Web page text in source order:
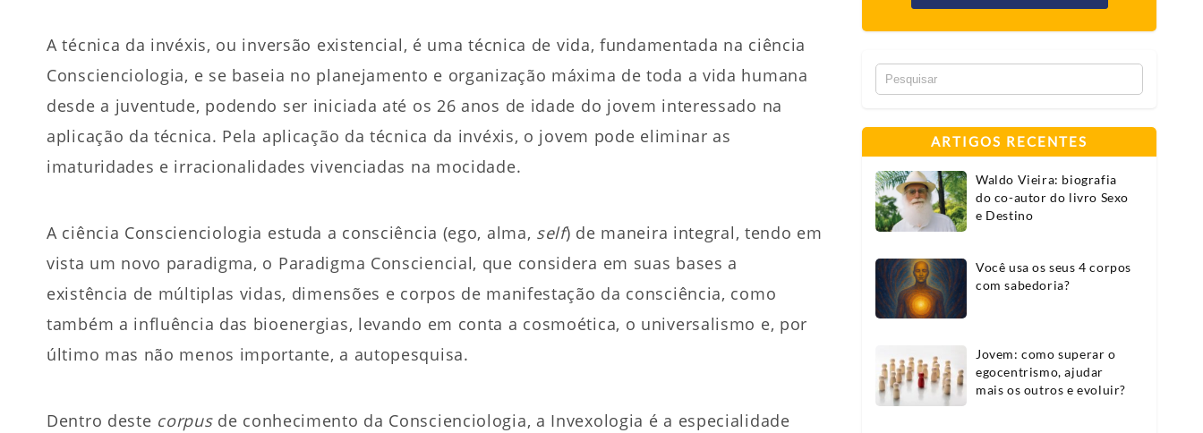
A técnica da invéxis, ou inversão existencial, é uma técnica de vida, fundamentada na ciência
Conscienciologia, e se baseia no planejamento e organização máxima de toda a vida humana
desde a juventude, podendo ser iniciada até os 26 anos de idade do jovem interessado na
aplicação da técnica. Pela aplicação da técnica da invéxis, o jovem pode eliminar as
imaturidades e irracionalidades vivenciadas na mocidade.
A ciência Conscienciologia estuda a consciência (ego, alma, self) de maneira integral, tendo em
vista um novo paradigma, o Paradigma Consciencial, que considera em suas bases a
existência de múltiplas vidas, dimensões e corpos de manifestação da consciência, como
também a influência das bioenergias, levando em conta a cosmoética, o universalismo e, por
último mas não menos importante, a autopesquisa.
Dentro deste corpusde conhecimento da Conscienciologia, a Invexologia é a especialidade
ARTIGOS RECENTES
Waldo Vieira: biografia
do co-autor do livro Sexo
e Destino
Você usa os seus 4 corpos
com sabedoria?
Jovem: como superar o
egocentrismo, ajudar
mais os outros e evoluir?